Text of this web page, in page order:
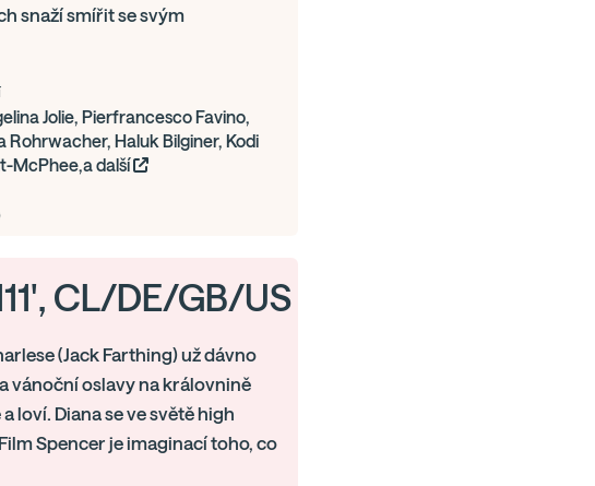
snaží smířit se svým
Jolie, Pierfrancesco Favino,
Rohrwacher, Haluk Bilginer, Kodi
McPhee,a další
CL/DE/GB/US
(Jack Farthing) už dávno
vánoční oslavy na královnině
loví. Diana se ve světě high
Spencer je imaginací toho, co